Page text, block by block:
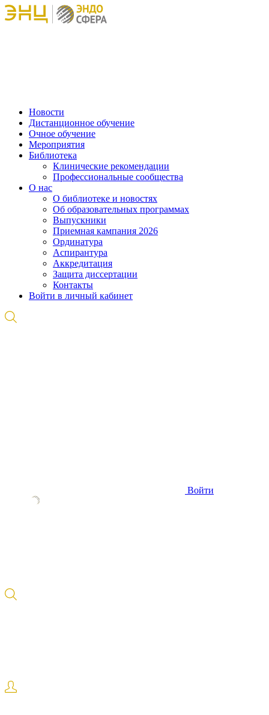
Новости
Дистанционное обучение
Очное обучение
Мероприятия
Библиотека
Клинические рекомендации
Профессиональные сообщества
О нас
О библиотеке и новостях
Об образовательных программах
Выпускники
Приемная кампания 2026
Ординатура
Аспирантура
Аккредитация
Защита диссертации
Контакты
Войти в личный кабинет
Войти